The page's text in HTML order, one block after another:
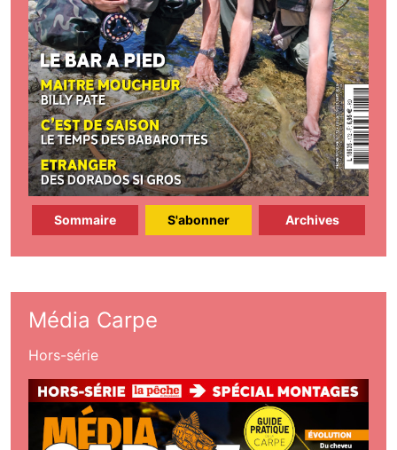
Sommaire S'abonner Archives
Média Carpe
Hors-série